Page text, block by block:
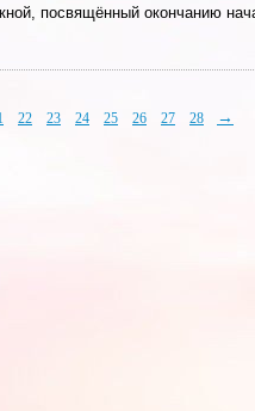
посвящённый окончанию
22 23 24 25 26 27 28 →